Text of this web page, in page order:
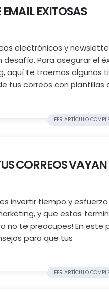
EXITOSAS
electrónicos y
Para asegurar el
aquí te traemos algunos
tus correos con plantillas
LEER ARTÍCULO
CORREOS
invertir tiempo y
y que estas
no te preocupes! En este
para que tus
LEER ARTÍCULO